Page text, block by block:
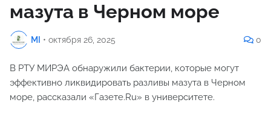
мазута в Черном море
MI • октября 26, 2025 0
В РТУ МИРЭА обнаружили бактерии, которые могут
эффективно ликвидировать разливы мазута в Черном
море, рассказали «Газете.Ru» в университете.